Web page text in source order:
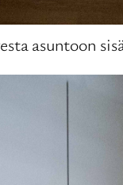
asuntoon